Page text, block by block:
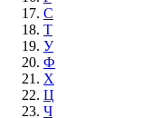
С
Т
У
Ф
Х
Ц
Ч